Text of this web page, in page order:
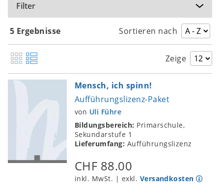
Filter
5 Ergebnisse Sortieren nach
Zeige
Mensch, ich spinn!
Aufführungslizenz-Paket
von Uli Führe
Bildungsbereich: Primarschule,
Sekundarstufe 1
Lieferumfang: Aufführungslizenz
CHF 88.00
inkl. MwSt. | exkl. Versandkosten